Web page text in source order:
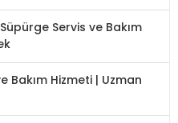
Servis ve Bakım
Bakım Hizmeti | Uzman